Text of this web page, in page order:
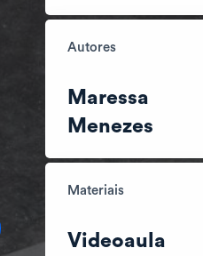
Autores
Maressa
Menezes
Materiais
Videoaula